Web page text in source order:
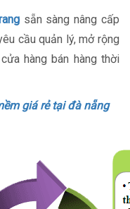
sẵn sàng nâng cấp
cầu quản lý, mở rộng
hàng bán hàng thời
giá rẻ tại đà nẵng